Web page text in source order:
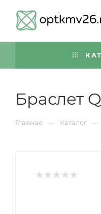
Браслет
Главная — Каталог —